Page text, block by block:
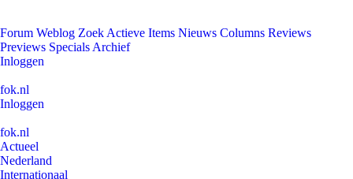
Forum Weblog Zoek Actieve Items Nieuws Columns Reviews
Previews Specials Archief
Inloggen
fok.nl
Inloggen
fok.nl
Actueel
Nederland
Internationaal